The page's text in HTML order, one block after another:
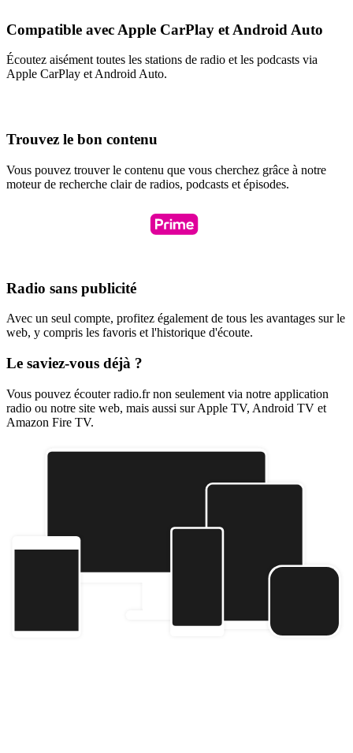
Compatible avec Apple CarPlay et Android Auto
Écoutez aisément toutes les stations de radio et les podcasts via
Apple CarPlay et Android Auto.
Trouvez le bon contenu
Vous pouvez trouver le contenu que vous cherchez grâce à notre
moteur de recherche clair de radios, podcasts et épisodes.
Radio sans publicité
Avec un seul compte, profitez également de tous les avantages sur le
web, y compris les favoris et l'historique d'écoute.
Le saviez-vous déjà ?
Vous pouvez écouter radio.fr non seulement via notre application
radio ou notre site web, mais aussi sur Apple TV, Android TV et
Amazon Fire TV.